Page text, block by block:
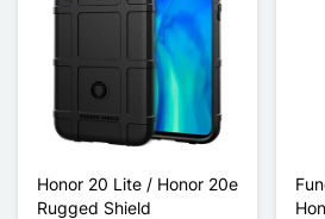
Honor 20 Lite / Honor 20e
Rugged Shield